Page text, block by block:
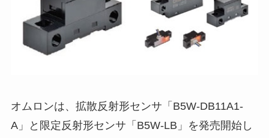
オムロンは、拡散反射形センサ「B5W-DB11A1-
A」と限定反射形センサ「B5W-LB」を発売開始し